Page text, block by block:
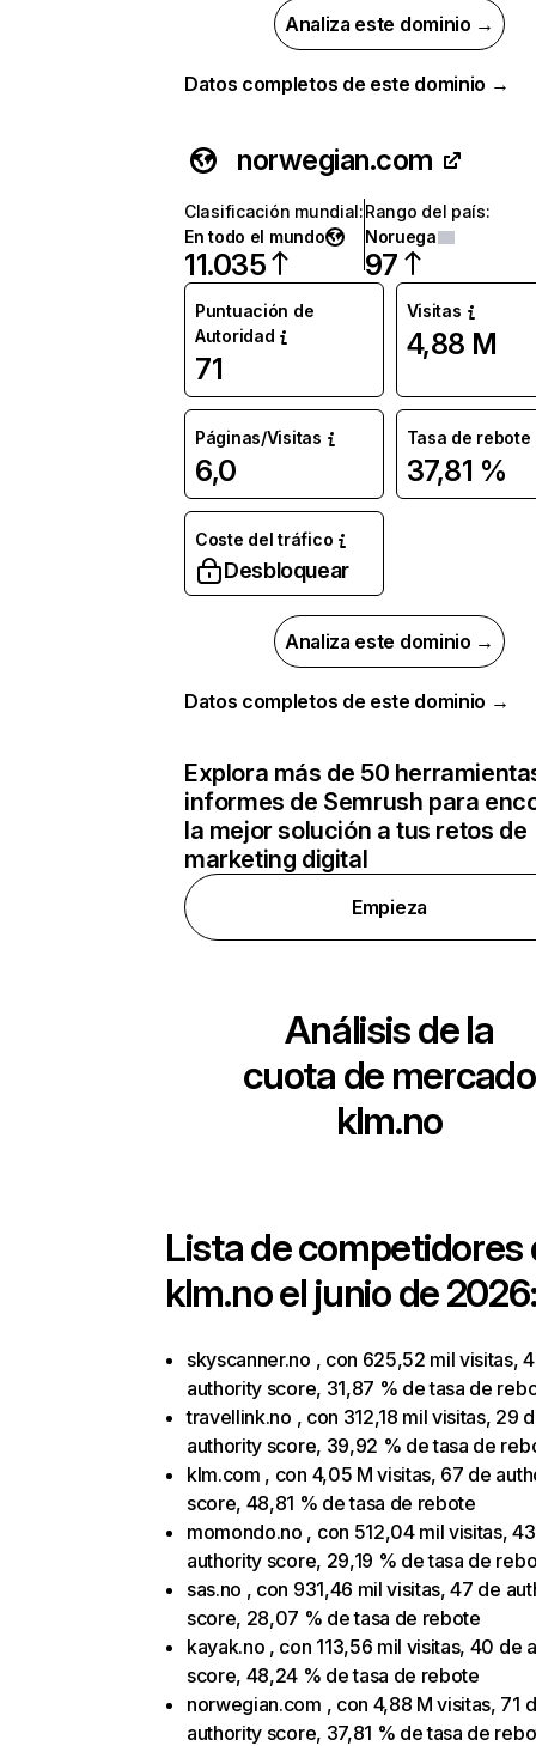
Analiza este dominio →
Datos completos de este dominio →
norwegian.com
Clasificación mundial:
En todo el mundo
11.035
Rango del país:
Noruega
97
Puntuación de
Autoridad
71
Visitas
4,88 M
Páginas/Visitas
6,0
Tasa de rebote
37,81 %
Coste del tráfico
Desbloquear
Analiza este dominio →
Datos completos de este dominio →
Explora más de 50
informes de Semrush para
la mejor solución a tus retos de
marketing digital
Empieza
Análisis de la
cuota de mercado
klm.no
Lista de competidores
klm.noel junio de 2026:
skyscanner.no , con 625,52 mil visitas,
authority score, 31,87 % de tasa de
travellink.no , con 312,18 mil visitas, 29
authority score, 39,92 % de tasa de
klm.com , con 4,05 M visitas, 67 de
score, 48,81 % de tasa de rebote
momondo.no , con 512,04 mil visitas,
authority score, 29,19 % de tasa de
sas.no , con 931,46 mil visitas, 47 de
score, 28,07 % de tasa de rebote
kayak.no , con 113,56 mil visitas, 40 de
score, 48,24 % de tasa de rebote
norwegian.com , con 4,88 M visitas, 71
authority score, 37,81 % de tasa de